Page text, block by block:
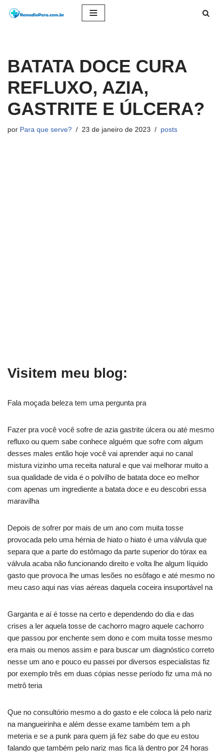
conteúdo
BATATA DOCE CURA
REFLUXO, AZIA,
GASTRITE E ÚLCERA?
por Para que serve? 23 de janeiro de 2023 posts
Visitem meu blog:
Fala moçada beleza tem uma pergunta pra
Fazer pra você você sofre de azia gastrite úlcera ou até mesmo
refluxo ou quem sabe conhece alguém que sofre com algum
desses males então hoje você vai aprender aqui no canal
mistura vizinho uma receita natural e que vai melhorar muito a
sua qualidade de vida é o polvilho de batata doce eo melhor
com apenas um ingrediente a batata doce e eu descobri essa
maravilha
Depois de sofrer por mais de um ano com muita tosse
provocada pelo uma hérnia de hiato o hiato é uma válvula que
separa que a parte do estômago da parte superior do tórax ea
válvula acaba não funcionando direito e volta lhe algum líquido
gasto que provoca lhe umas lesões no esôfago e até mesmo no
meu caso aqui nas vias aéreas daquela coceira insuportável na
Garganta e aí é tosse na certo e dependendo do dia e das
crises a ler aquela tosse de cachorro magro aquele cachorro
que passou por enchente sem dono e com muita tosse mesmo
era mais ou menos assim e para buscar um diagnóstico correto
nesse um ano e pouco eu passei por diversos especialistas fiz
por exemplo três em duas cópias nesse período fiz uma má no
metrô teria
Que no consultório mesmo a do gasto e ele coloca lá pelo nariz
na mangueirinha e além desse exame também tem a ph
meteria e se a punk para quem já fez sabe do que eu estou
falando que também pelo nariz mas fica lá dentro por 24 horas